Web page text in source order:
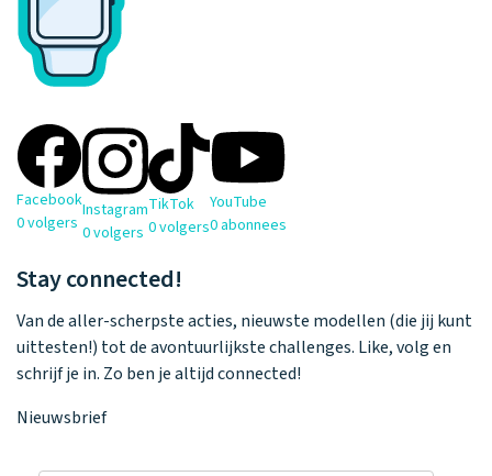
Facebook
0volgers
Instagram
0volgers
TikTok
0volgers
YouTube
0 abonnees
Stay connected!
Van de aller-scherpste acties, nieuwste modellen (die jij kunt
uittesten!) tot de avontuurlijkste challenges. Like, volg en
schrijf je in. Zo ben je altijd connected!
Nieuwsbrief